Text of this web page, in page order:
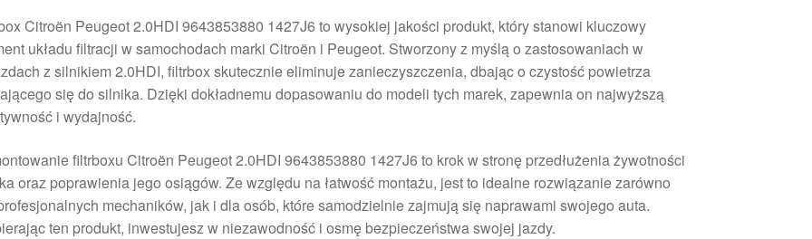
Citroën Peugeot 2.0HDI 9643853880 1427J6 to wysokiej jakości produkt, który stanowi kluczowy
układu filtracji w samochodach marki Citroën i Peugeot. Stworzony z myślą o zastosowaniach w
z silnikiem 2.0HDI, filtrbox skutecznie eliminuje zanieczyszczenia, dbając o czystość powietrza
się do silnika. Dzięki dokładnemu dopasowaniu do modeli tych marek, zapewnia on najwyższą
i wydajność.
filtrboxu Citroën Peugeot 2.0HDI 9643853880 1427J6 to krok w stronę przedłużenia żywotności
oraz poprawienia jego osiągów. Ze względu na łatwość montażu, jest to idealne rozwiązanie zarówno
mechaników, jak i dla osób, które samodzielnie zajmują się naprawami swojego auta.
ten produkt, inwestujesz w niezawodność i osmę bezpieczeństwa swojej jazdy.